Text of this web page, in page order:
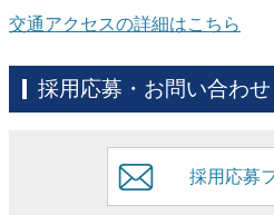
交通アクセスの詳細はこちら
採用応募・お問い合わせ
採用応募